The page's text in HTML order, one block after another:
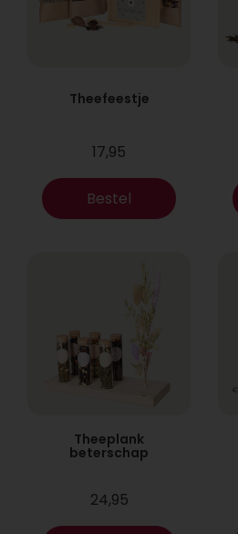
Theefeestje
17,95
Bestel
Theeplank
beterschap
24,95